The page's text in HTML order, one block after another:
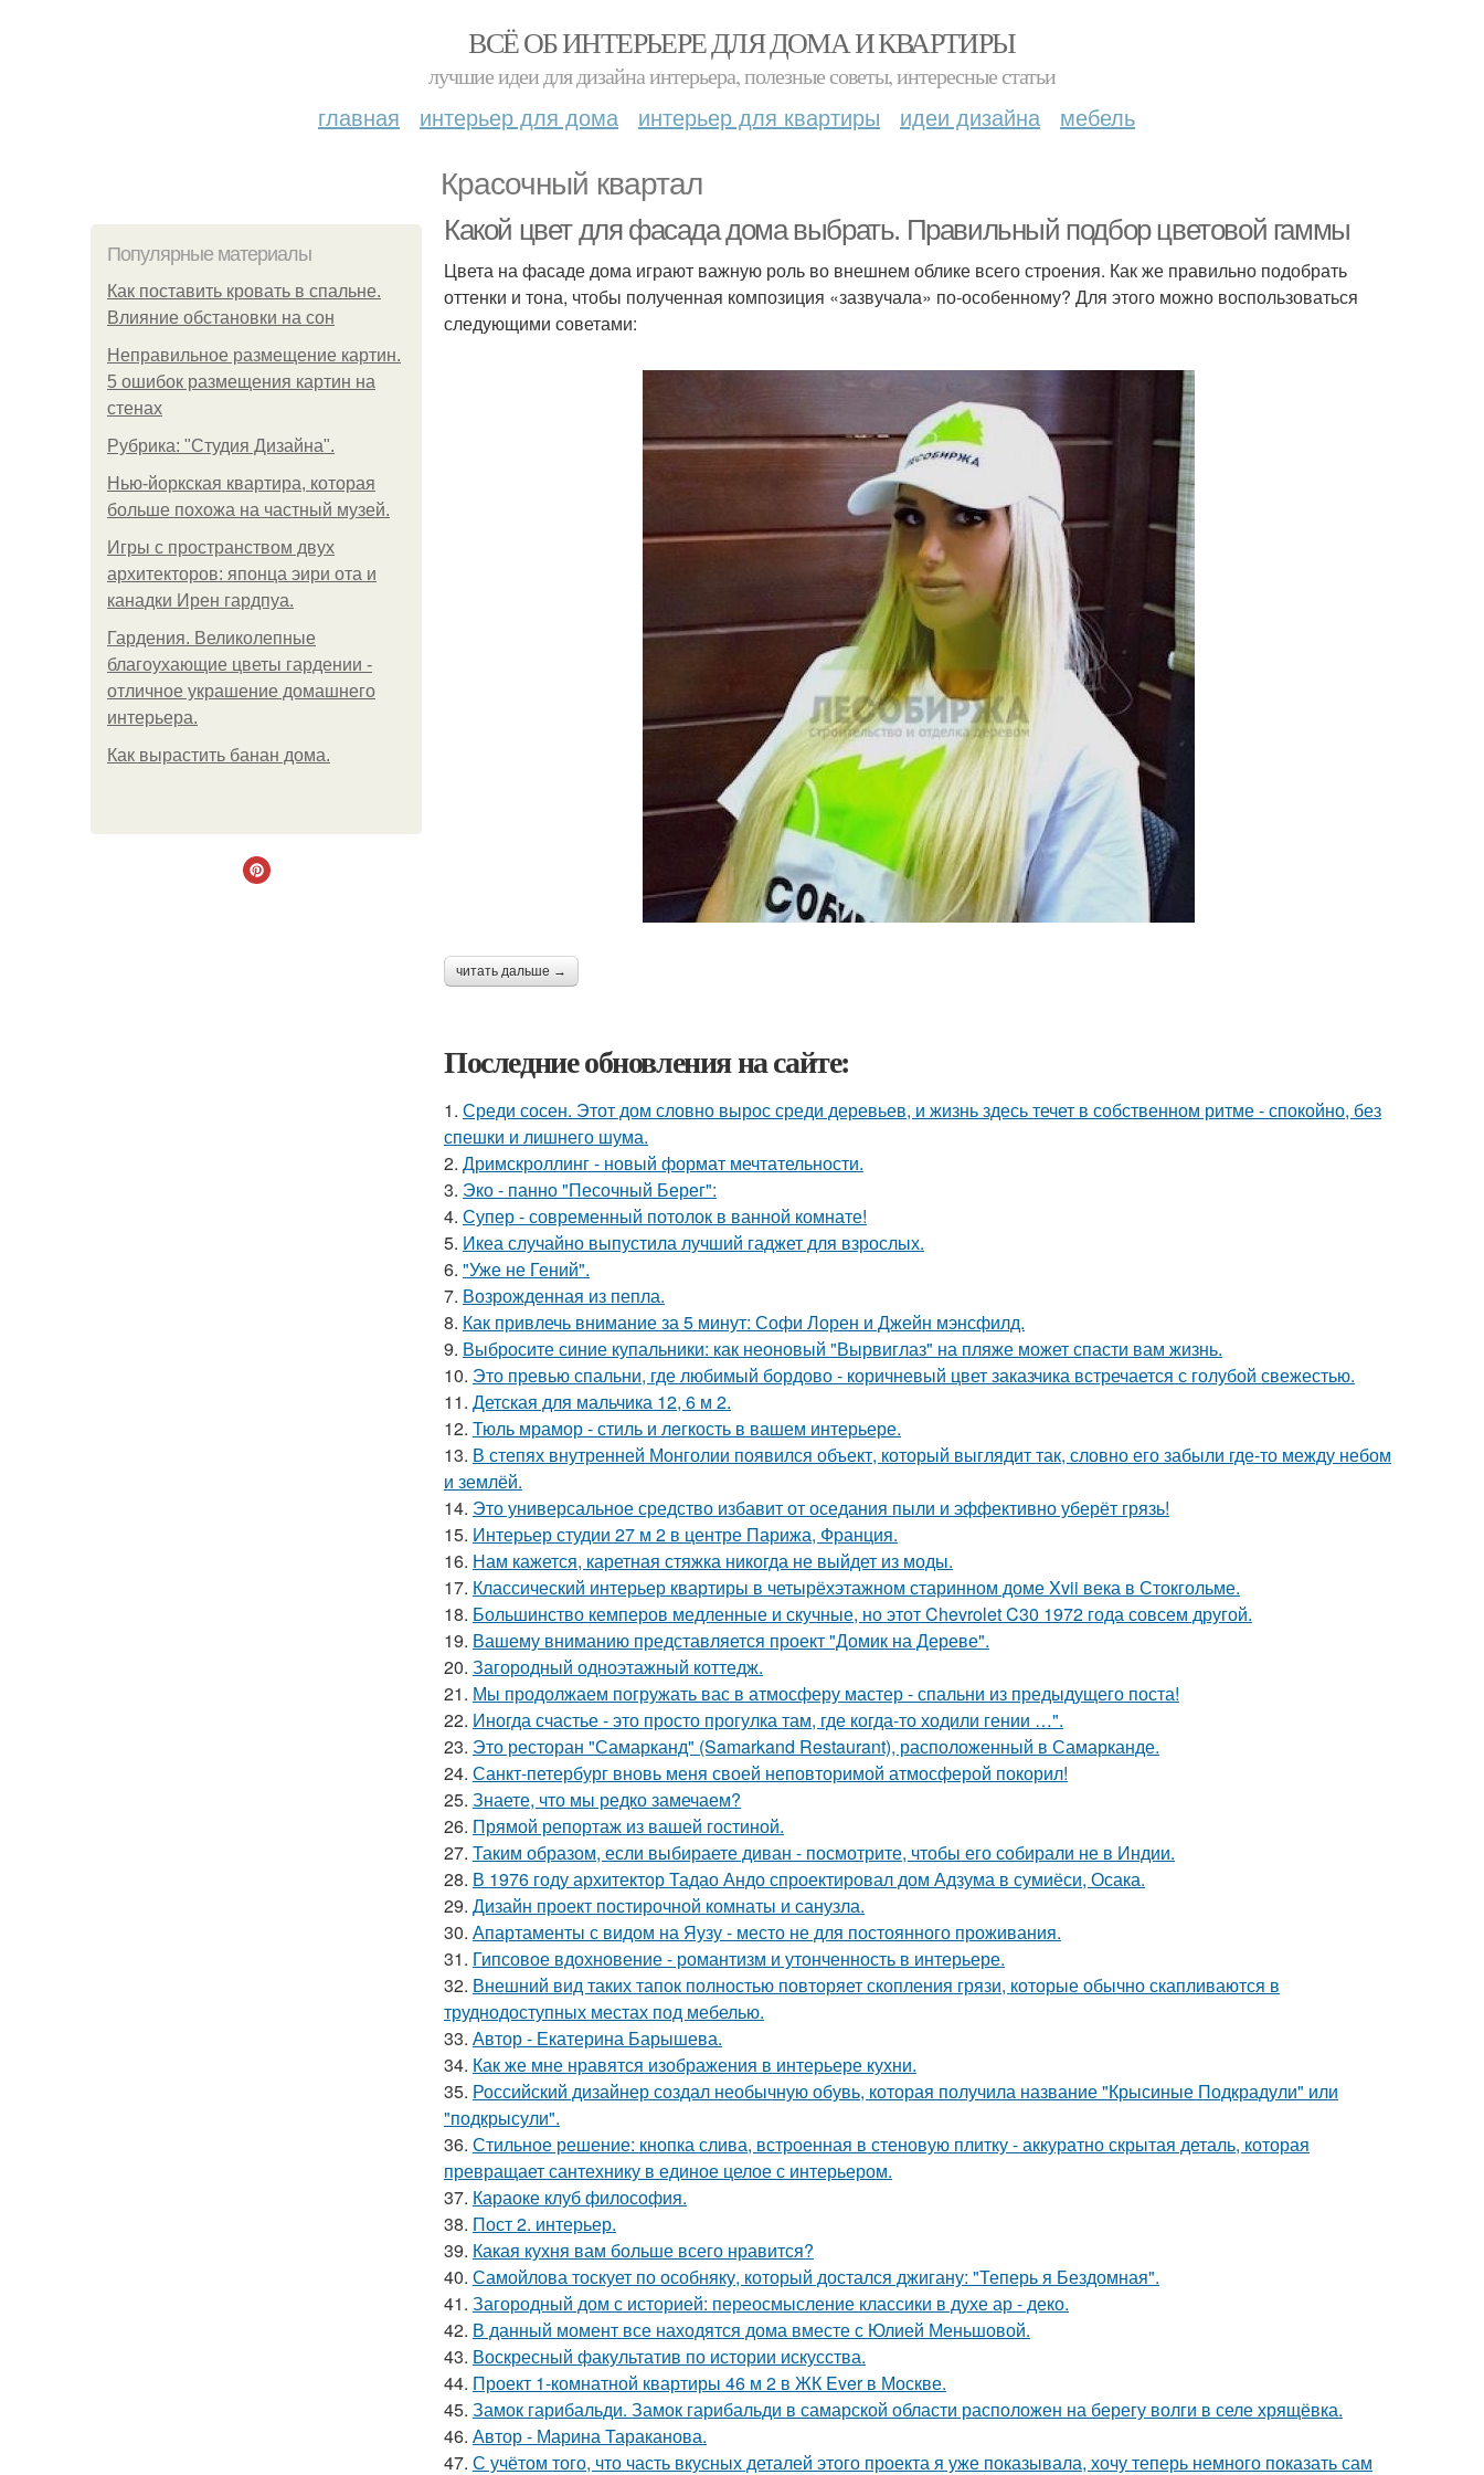
ВСЁ ОБ ИНТЕРЬЕРЕ ДЛЯ ДОМА И КВАРТИРЫ
лучшие идеи для дизайна интерьера, полезные советы, интересные статьи
главная интерьер для дома интерьер для квартиры идеи дизайна мебель
Красочный квартал
Популярные материалы
Как поставить кровать в спальне.
Влияние обстановки на сон
Неправильное размещение картин.
5 ошибок размещения картин на
стенах
Рубрика: "Студия Дизайна".
Нью-йоркская квартира, которая
больше похожа на частный музей.
Игры с пространством двух
архитекторов: японца эири ота и
канадки Ирен гардпуа.
Гардения. Великолепные
благоухающие цветы гардении -
отличное украшение домашнего
интерьера.
Как вырастить банан дома.
Какой цвет для фасада дома выбрать. Правильный подбор цветовой гаммы
Цвета на фасаде дома играют важную роль во внешнем облике всего строения. Как же правильно подобрать
оттенки и тона, чтобы полученная композиция «зазвучала» по-особенному? Для этого можно воспользоваться
следующими советами:
читать дальше →
Последние обновления на сайте:
1. Среди сосен. Этот дом словно вырос среди деревьев, и жизнь здесь течет в собственном ритме - спокойно, без
спешки и лишнего шума.
2. Дримскроллинг - новый формат мечтательности.
3. Эко - панно "Песочный Берег":
4. Супер - современный потолок в ванной комнате!
5. Икеа случайно выпустила лучший гаджет для взрослых.
6. "Уже не Гений".
7. Возрожденная из пепла.
8. Как привлечь внимание за 5 минут: Софи Лорен и Джейн мэнсфилд.
9. Выбросите синие купальники: как неоновый "Вырвиглаз" на пляже может спасти вам жизнь.
10. Это превью спальни, где любимый бордово - коричневый цвет заказчика встречается с голубой свежестью.
11. Детская для мальчика 12, 6 м 2.
12. Тюль мрамор - стиль и лeгкость в вашем интерьере.
13. В степях внутренней Монголии появился объект, который выглядит так, словно его забыли где-то между небом
и землёй.
14. Это универсальное средство избавит от оседания пыли и эффективно уберёт грязь!
15. Интерьер студии 27 м 2 в центре Парижа, Франция.
16. Нам кажется, каретная стяжка никогда не выйдет из моды.
17. Классический интерьер квартиры в четырёхэтажном старинном доме Xvii века в Стокгольме.
18. Большинство кемперов медленные и скучные, но этот Chevrolet C30 1972 года совсем другой.
19. Вашему вниманию представляется проект "Домик на Дереве".
20. Загородный одноэтажный коттедж.
21. Мы продолжаем погружать вас в атмосферу мастер - спальни из предыдущего поста!
22. Иногда счастье - это просто прогулка там, где когда-то ходили гении …".
23. Это ресторан "Самарканд" (Samarkand Restaurant), расположенный в Самарканде.
24. Санкт-петербург вновь меня своей неповторимой атмосферой покорил!
25. Знаете, что мы редко замечаем?
26. Прямой репортаж из вашей гостиной.
27. Таким образом, если выбираете диван - посмотрите, чтобы его собирали не в Индии.
28. В 1976 году архитектор Тадао Андо спроектировал дом Адзума в сумиёси, Осака.
29. Дизайн проект постирочной комнаты и санузла.
30. Апартаменты с видом на Яузу - место не для постоянного проживания.
31. Гипсовое вдохновение - романтизм и утонченность в интерьере.
32. Внешний вид таких тапок полностью повторяет скопления грязи, которые обычно скапливаются в
труднодоступных местах под мебелью.
33. Автор - Екатерина Барышева.
34. Как же мне нравятся изображения в интерьере кухни.
35. Российский дизайнер создал необычную обувь, которая получила название "Крысиные Подкрадули" или
"подкрысули".
36. Стильное решение: кнопка слива, встроенная в стеновую плитку - аккуратно скрытая деталь, которая
превращает сантехнику в единое целое с интерьером.
37. Караоке клуб философия.
38. Пост 2. интерьер.
39. Какая кухня вам больше всего нравится?
40. Самойлова тоскует по особняку, который достался джигану: "Теперь я Бездомная".
41. Загородный дом с историей: переосмысление классики в духе ар - деко.
42. В данный момент все находятся дома вместе с Юлией Меньшовой.
43. Воскресный факультатив по истории искусства.
44. Проект 1-комнатной квартиры 46 м 2 в ЖК Ever в Москве.
45. Замок гарибальди. Замок гарибальди в самарской области расположен на берегу волги в селе хрящёвка.
46. Автор - Марина Тараканова.
47. С учётом того, что часть вкусных деталей этого проекта я уже показывала, хочу теперь немного показать сам